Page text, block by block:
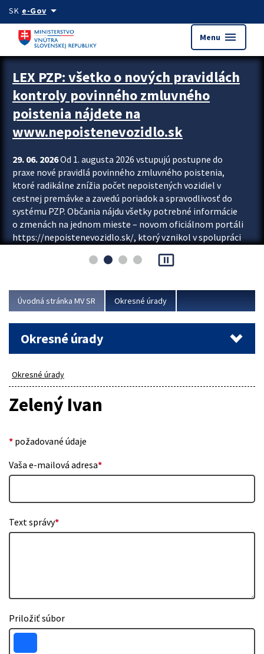
Preskocit na hlavný obsah
SK e-Govarrow_drop_down
Menu menu
Zastavit automatický posun upútavok
LEX PZP: všetko o nových pravidlách
kontroly povinného zmluvného
poistenia nájdete na
www.nepoistenevozidlo.sk
29. 06. 2026Od 1. augusta 2026 vstupujú postupne do
praxe nové pravidlá povinného zmluvného poistenia,
ktoré radikálne znížia počet nepoistených vozidiel v
cestnej premávke a zavedú poriadok a spravodlivosť do
systému PZP. Občania nájdu všetky potrebné informácie
o zmenách na jednom mieste – novom oficiálnom portáli
https://nepoistenevozidlo.sk/, ktorý vznikol v spolupráci
asociácie poisťovní (SLASPO) a Ministerstva vnútra SR.
Viac
pause_presentation
Úvodná stránka MV SR Okresné úrady
Okresné úrady
Okresné úrady
Zelený Ivan
* požadované údaje
Vaša e-mailová adresa*
Text správy*
Priložiť súbor